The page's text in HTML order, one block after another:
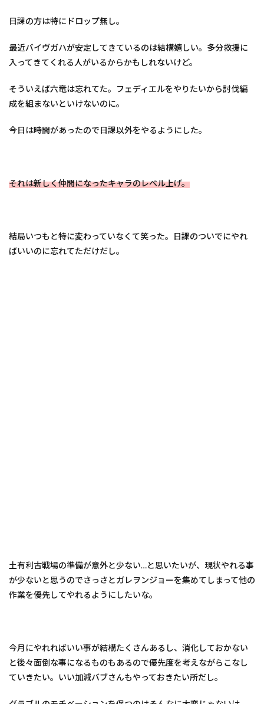
日課の方は特にドロップ無し。
最近バイヴガハが安定してきているのは結構嬉しい。多分救援に
入ってきてくれる人がいるからかもしれないけど。
そういえば六竜は忘れてた。フェディエルをやりたいから討伐編
成を組まないといけないのに。
今日は時間があったので日課以外をやるようにした。
それは新しく仲間になったキャラのレベル上げ。
結局いつもと特に変わっていなくて笑った。日課のついでにやれ
ばいいのに忘れてただけだし。
土有利古戦場の準備が意外と少ない…と思いたいが、現状やれる事
が少ないと思うのでさっさとガレヲンジョーを集めてしまって他の
作業を優先してやれるようにしたいな。
今月にやれればいい事が結構たくさんあるし、消化しておかない
と後々面倒な事になるものもあるので優先度を考えながらこなし
ていきたい。いい加減バブさんもやっておきたい所だし。